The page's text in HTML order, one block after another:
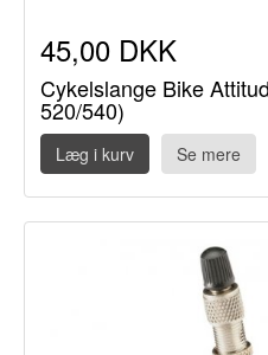
45,00 DKK
Cykelslange Bike
520/540)
Læg i kurv Se mere